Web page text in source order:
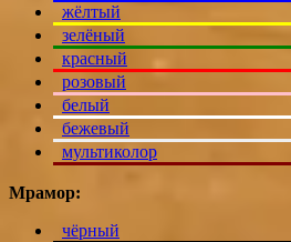
жёлтый
зелёный
красный
розовый
белый
бежевый
мультиколор
Мрамор:
чёрный